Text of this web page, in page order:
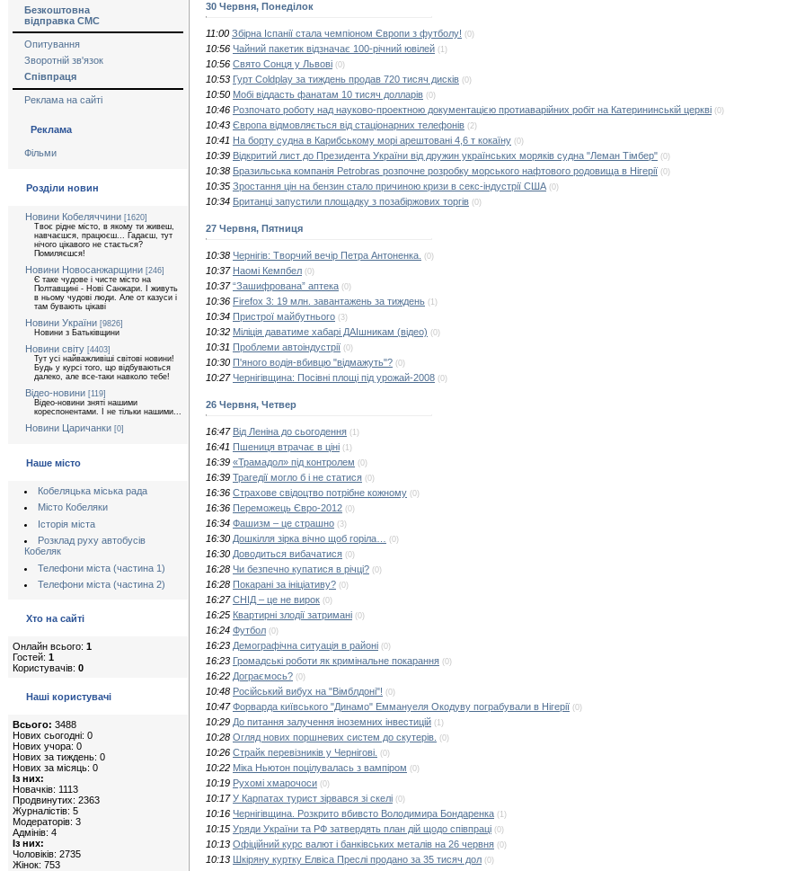
Безкоштовна
відправка СМС
Опитування
Зворотній зв'язок
Співпраця
Реклама на сайті
Реклама
Фільми
Розділи новин
Новини Кобеляччини [1620]
Твоє рідне місто, в якому ти живеш,
навчаєшся, працюєш... Гадаєш, тут
нічого цікавого не стається?
Помиляєшся!
Новини Новосанжарщини [246]
Є таке чудове і чисте місто на
Полтавщині - Нові Санжари. І живуть
в ньому чудові люди. Але от казуси і
там бувають цікаві
Новини України [9826]
Новини з Батьківщини
Новини світу [4403]
Тут усі найважливіші світові новини!
Будь у курсі того, що відбуваються
далеко, але все-таки навколо тебе!
Відео-новини [119]
Відео-новини зняті нашими
кореспонентами. І не тільки нашими...
Новини Царичанки [0]
Наше місто
Кобеляцька міська рада
Місто Кобеляки
Історія міста
Розклад руху автобусів
Кобеляк
Телефони міста (частина 1)
Телефони міста (частина 2)
Хто на сайті
Онлайн всього: 1
Гостей: 1
Користувачів: 0
Наші користувачі
Всього: 3488
Нових сьогодні: 0
Нових учора: 0
Нових за тиждень: 0
Нових за місяць: 0
Із них:
Новачків: 1113
Продвинутих: 2363
Журналістів: 5
Модераторів: 3
Адмінів: 4
Із них:
Чоловіків: 2735
Жінок: 753
30 Червня, Понеділок
11:00 Збірна Іспанії стала чемпіоном Європи з футболу! (0)
10:56 Чайний пакетик відзначає 100-річний ювілей (1)
10:56 Свято Сонця у Львові (0)
10:53 Гурт Coldplay за тиждень продав 720 тисяч дисків (0)
10:50 Мобі віддасть фанатам 10 тисяч долларів (0)
10:46 Розпочато роботу над науково-проектною документацією протиаварійних робіт на Катерининській церкві (0)
10:43 Європа відмовляється від стаціонарних телефонів (2)
10:41 На борту судна в Карибському морі арештовані 4,6 т кокаїну (0)
10:39 Відкритий лист до Президента України від дружин українських моряків судна "Леман Тімбер" (0)
10:38 Бразильська компанія Petrobras розпочне розробку морського нафтового родовища в Нігерії (0)
10:35 Зростання цін на бензин стало причиною кризи в секс-індустрії США (0)
10:34 Британці запустили площадку з позабіржових торгів (0)
27 Червня, Пятниця
10:38 Чернігів: Творчий вечір Петра Антоненка. (0)
10:37 Наомі Кемпбел (0)
10:37 “Зашифрована” аптека (0)
10:36 Firefox 3: 19 млн. завантажень за тиждень (1)
10:34 Пристрої майбутнього (3)
10:32 Міліція даватиме хабарі ДАІшникам (відео) (0)
10:31 Проблеми автоіндустрії (0)
10:30 П'яного водія-вбивцю "відмажуть"? (0)
10:27 Чернігівщина: Посівні площі під урожай-2008 (0)
26 Червня, Четвер
16:47 Від Леніна до сьогодення (1)
16:41 Пшениця втрачає в ціні (1)
16:39 «Трамадол» під контролем (0)
16:39 Трагедії могло б і не статися (0)
16:36 Страхове свідоцтво потрібне кожному (0)
16:36 Переможець Євро-2012 (0)
16:34 Фашизм – це страшно (3)
16:30 Дошкілля зірка вічно щоб горіла… (0)
16:30 Доводиться вибачатися (0)
16:28 Чи безпечно купатися в річці? (0)
16:28 Покарані за ініціативу? (0)
16:27 СНІД – це не вирок (0)
16:25 Квартирні злодії затримані (0)
16:24 Футбол (0)
16:23 Демографічна ситуація в районі (0)
16:23 Громадські роботи як кримінальне покарання (0)
16:22 Дограємось? (0)
10:48 Російський вибух на "Вімблдоні"! (0)
10:47 Форварда київського "Динамо" Еммануеля Окодуву пограбували в Нігерії (0)
10:29 До питання залучення іноземних інвестицій (1)
10:28 Огляд нових поршневих систем до скутерів. (0)
10:26 Страйк перевізників у Чернігові. (0)
10:22 Міка Ньютон поцілувалась з вампіром (0)
10:19 Рухомі хмарочоси (0)
10:17 У Карпатах турист зірвався зі скелі (0)
10:16 Чернігівщина. Розкрито вбивсто Володимира Бондаренка (1)
10:15 Уряди України та РФ затвердять план дій щодо співпраці (0)
10:13 Офіційний курс валют і банківських металів на 26 червня (0)
10:13 Шкіряну куртку Елвіса Преслі продано за 35 тисяч дол (0)